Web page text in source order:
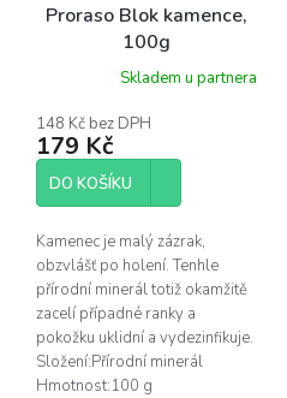
Proraso Blok kamence,
100g
Skladem u partnera
148 Kč bez DPH
179 Kč
DO KOŠÍKU
Kamenec je malý zázrak,
obzvlášť po holení. Tenhle
přírodní minerál totiž okamžitě
zacelí případné ranky a
pokožku uklidní a vydezinfikuje.
Složení:Přírodní minerál
Hmotnost:100 g